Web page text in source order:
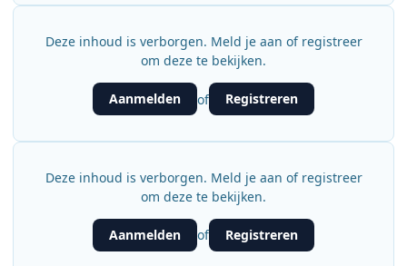
Deze inhoud is verborgen. Meld je aan of registreer
om deze te bekijken.
Aanmelden of Registreren
Deze inhoud is verborgen. Meld je aan of registreer
om deze te bekijken.
Aanmelden of Registreren